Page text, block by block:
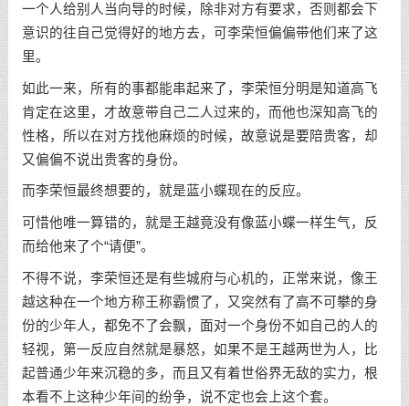
一个人给别人当向导的时候，除非对方有要求，否则都会下
意识的往自己觉得好的地方去，可李荣恒偏偏带他们来了这
里。
如此一来，所有的事都能串起来了，李荣恒分明是知道高飞
肯定在这里，才故意带自己二人过来的，而他也深知高飞的
性格，所以在对方找他麻烦的时候，故意说是要陪贵客，却
又偏偏不说出贵客的身份。
而李荣恒最终想要的，就是蓝小蝶现在的反应。
可惜他唯一算错的，就是王越竟没有像蓝小蝶一样生气，反
而给他来了个“请便”。
不得不说，李荣恒还是有些城府与心机的，正常来说，像王
越这种在一个地方称王称霸惯了，又突然有了高不可攀的身
份的少年人，都免不了会飘，面对一个身份不如自己的人的
轻视，第一反应自然就是暴怒，如果不是王越两世为人，比
起普通少年来沉稳的多，而且又有着世俗界无敌的实力，根
本看不上这种少年间的纷争，说不定也会上这个套。